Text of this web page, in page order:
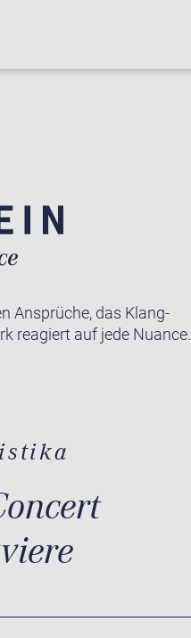
Ansprüche, das Klang-
reagiert auf jede Nuance.